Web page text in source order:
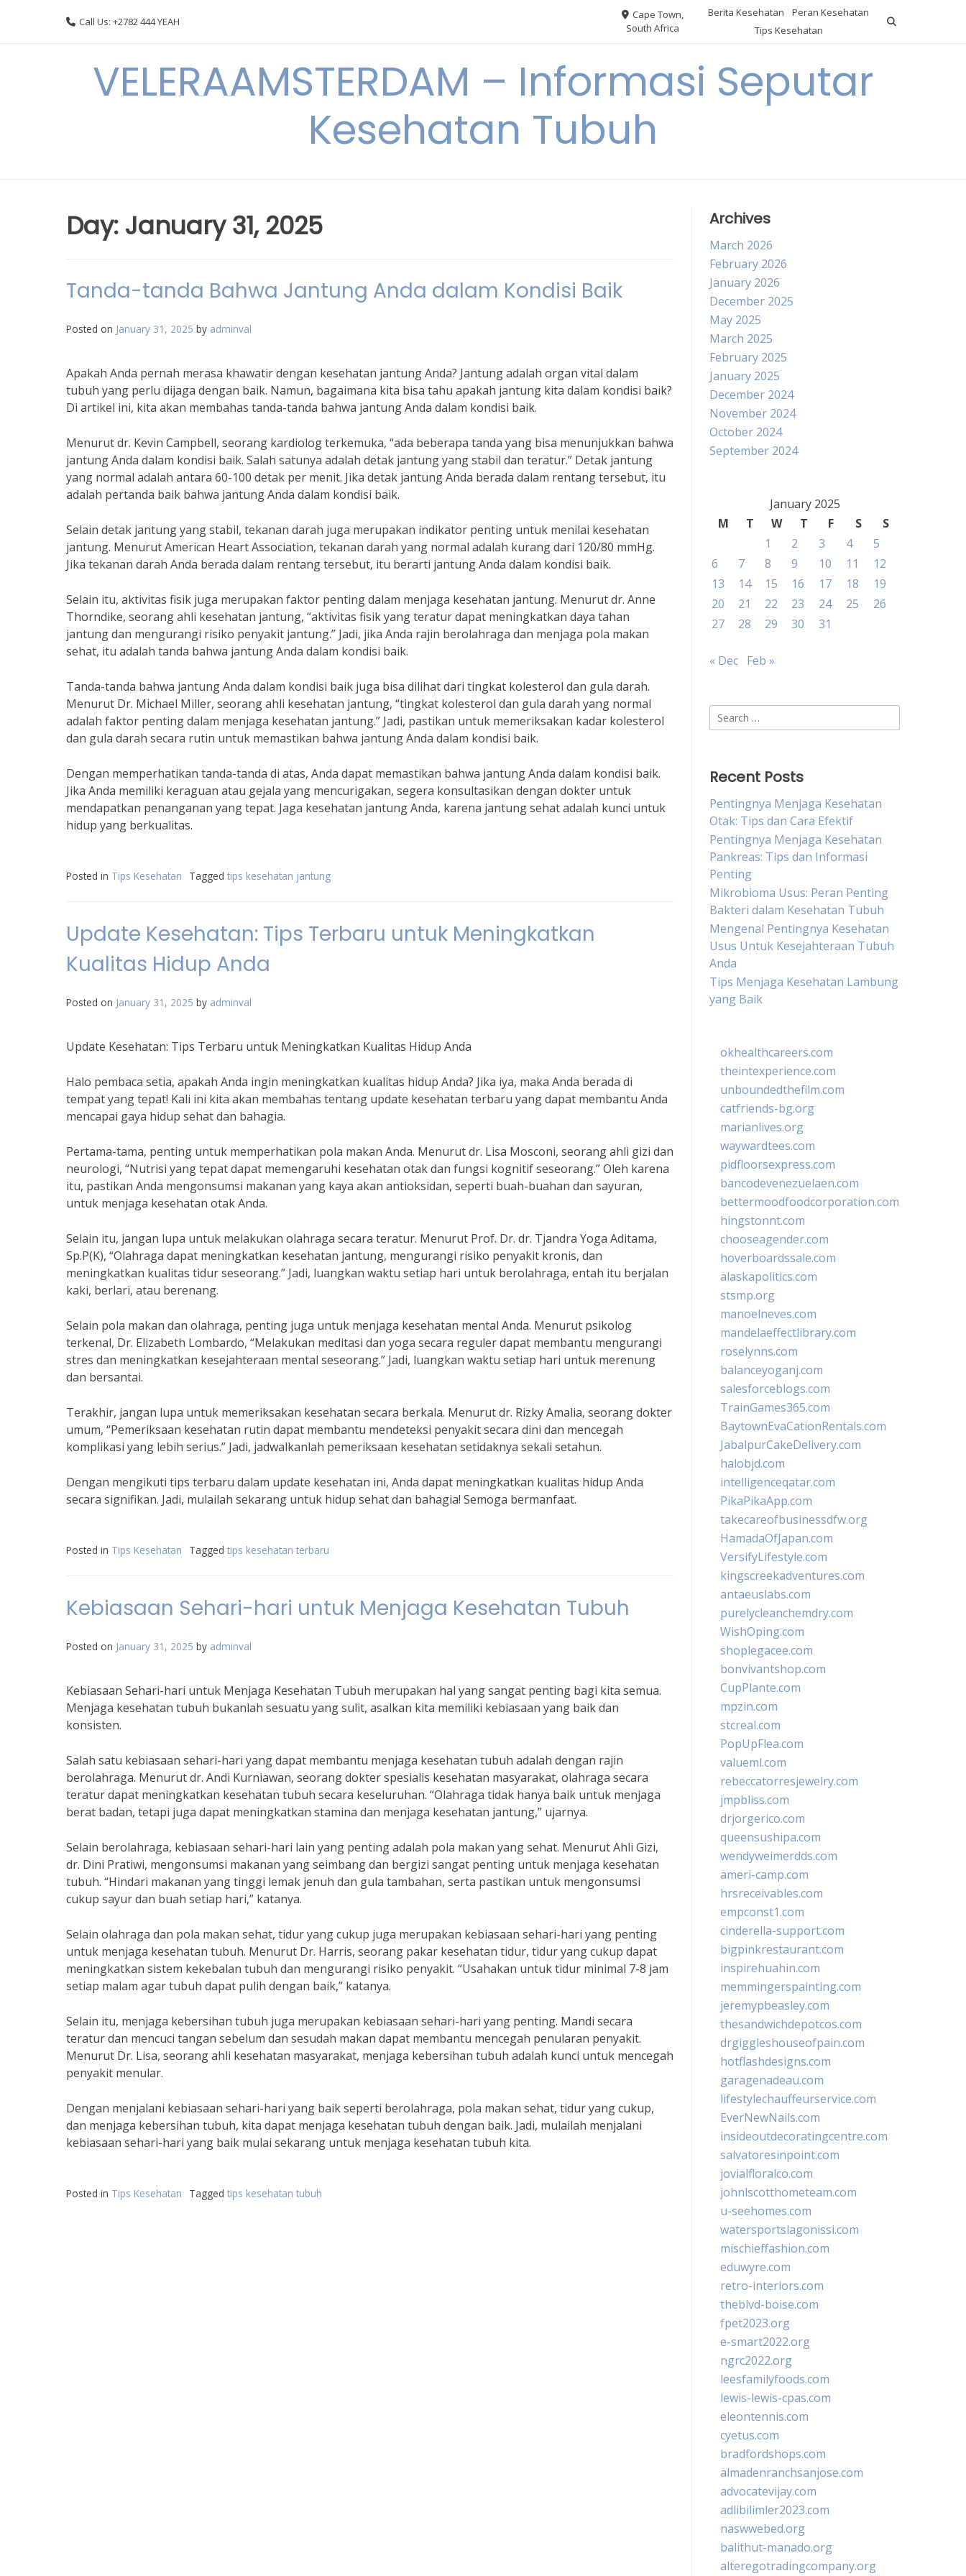
Call Us: +2782 444 YEAH
Cape Town,
South Africa
Berita Kesehatan
Peran Kesehatan
Tips Kesehatan
VELERAAMSTERDAM – Informasi Seputar
Kesehatan Tubuh
Day: January 31, 2025
Tanda-tanda Bahwa Jantung Anda dalam Kondisi Baik
Posted on January 31, 2025 by adminval
Apakah Anda pernah merasa khawatir dengan kesehatan jantung Anda? Jantung adalah organ vital dalam
tubuh yang perlu dijaga dengan baik. Namun, bagaimana kita bisa tahu apakah jantung kita dalam kondisi baik?
Di artikel ini, kita akan membahas tanda-tanda bahwa jantung Anda dalam kondisi baik.
Menurut dr. Kevin Campbell, seorang kardiolog terkemuka, “ada beberapa tanda yang bisa menunjukkan bahwa
jantung Anda dalam kondisi baik. Salah satunya adalah detak jantung yang stabil dan teratur.” Detak jantung
yang normal adalah antara 60-100 detak per menit. Jika detak jantung Anda berada dalam rentang tersebut, itu
adalah pertanda baik bahwa jantung Anda dalam kondisi baik.
Selain detak jantung yang stabil, tekanan darah juga merupakan indikator penting untuk menilai kesehatan
jantung. Menurut American Heart Association, tekanan darah yang normal adalah kurang dari 120/80 mmHg.
Jika tekanan darah Anda berada dalam rentang tersebut, itu berarti jantung Anda dalam kondisi baik.
Selain itu, aktivitas fisik juga merupakan faktor penting dalam menjaga kesehatan jantung. Menurut dr. Anne
Thorndike, seorang ahli kesehatan jantung, “aktivitas fisik yang teratur dapat meningkatkan daya tahan
jantung dan mengurangi risiko penyakit jantung.” Jadi, jika Anda rajin berolahraga dan menjaga pola makan
sehat, itu adalah tanda bahwa jantung Anda dalam kondisi baik.
Tanda-tanda bahwa jantung Anda dalam kondisi baik juga bisa dilihat dari tingkat kolesterol dan gula darah.
Menurut Dr. Michael Miller, seorang ahli kesehatan jantung, “tingkat kolesterol dan gula darah yang normal
adalah faktor penting dalam menjaga kesehatan jantung.” Jadi, pastikan untuk memeriksakan kadar kolesterol
dan gula darah secara rutin untuk memastikan bahwa jantung Anda dalam kondisi baik.
Dengan memperhatikan tanda-tanda di atas, Anda dapat memastikan bahwa jantung Anda dalam kondisi baik.
Jika Anda memiliki keraguan atau gejala yang mencurigakan, segera konsultasikan dengan dokter untuk
mendapatkan penanganan yang tepat. Jaga kesehatan jantung Anda, karena jantung sehat adalah kunci untuk
hidup yang berkualitas.
Posted in Tips Kesehatan Tagged tips kesehatan jantung
Update Kesehatan: Tips Terbaru untuk Meningkatkan
Kualitas Hidup Anda
Posted on January 31, 2025 by adminval
Update Kesehatan: Tips Terbaru untuk Meningkatkan Kualitas Hidup Anda
Halo pembaca setia, apakah Anda ingin meningkatkan kualitas hidup Anda? Jika iya, maka Anda berada di
tempat yang tepat! Kali ini kita akan membahas tentang update kesehatan terbaru yang dapat membantu Anda
mencapai gaya hidup sehat dan bahagia.
Pertama-tama, penting untuk memperhatikan pola makan Anda. Menurut dr. Lisa Mosconi, seorang ahli gizi dan
neurologi, “Nutrisi yang tepat dapat memengaruhi kesehatan otak dan fungsi kognitif seseorang.” Oleh karena
itu, pastikan Anda mengonsumsi makanan yang kaya akan antioksidan, seperti buah-buahan dan sayuran,
untuk menjaga kesehatan otak Anda.
Selain itu, jangan lupa untuk melakukan olahraga secara teratur. Menurut Prof. Dr. dr. Tjandra Yoga Aditama,
Sp.P(K), “Olahraga dapat meningkatkan kesehatan jantung, mengurangi risiko penyakit kronis, dan
meningkatkan kualitas tidur seseorang.” Jadi, luangkan waktu setiap hari untuk berolahraga, entah itu berjalan
kaki, berlari, atau berenang.
Selain pola makan dan olahraga, penting juga untuk menjaga kesehatan mental Anda. Menurut psikolog
terkenal, Dr. Elizabeth Lombardo, “Melakukan meditasi dan yoga secara reguler dapat membantu mengurangi
stres dan meningkatkan kesejahteraan mental seseorang.” Jadi, luangkan waktu setiap hari untuk merenung
dan bersantai.
Terakhir, jangan lupa untuk memeriksakan kesehatan secara berkala. Menurut dr. Rizky Amalia, seorang dokter
umum, “Pemeriksaan kesehatan rutin dapat membantu mendeteksi penyakit secara dini dan mencegah
komplikasi yang lebih serius.” Jadi, jadwalkanlah pemeriksaan kesehatan setidaknya sekali setahun.
Dengan mengikuti tips terbaru dalam update kesehatan ini, Anda dapat meningkatkan kualitas hidup Anda
secara signifikan. Jadi, mulailah sekarang untuk hidup sehat dan bahagia! Semoga bermanfaat.
Posted in Tips Kesehatan Tagged tips kesehatan terbaru
Kebiasaan Sehari-hari untuk Menjaga Kesehatan Tubuh
Posted on January 31, 2025 by adminval
Kebiasaan Sehari-hari untuk Menjaga Kesehatan Tubuh merupakan hal yang sangat penting bagi kita semua.
Menjaga kesehatan tubuh bukanlah sesuatu yang sulit, asalkan kita memiliki kebiasaan yang baik dan
konsisten.
Salah satu kebiasaan sehari-hari yang dapat membantu menjaga kesehatan tubuh adalah dengan rajin
berolahraga. Menurut dr. Andi Kurniawan, seorang dokter spesialis kesehatan masyarakat, olahraga secara
teratur dapat meningkatkan kesehatan tubuh secara keseluruhan. “Olahraga tidak hanya baik untuk menjaga
berat badan, tetapi juga dapat meningkatkan stamina dan menjaga kesehatan jantung,” ujarnya.
Selain berolahraga, kebiasaan sehari-hari lain yang penting adalah pola makan yang sehat. Menurut Ahli Gizi,
dr. Dini Pratiwi, mengonsumsi makanan yang seimbang dan bergizi sangat penting untuk menjaga kesehatan
tubuh. “Hindari makanan yang tinggi lemak jenuh dan gula tambahan, serta pastikan untuk mengonsumsi
cukup sayur dan buah setiap hari,” katanya.
Selain olahraga dan pola makan sehat, tidur yang cukup juga merupakan kebiasaan sehari-hari yang penting
untuk menjaga kesehatan tubuh. Menurut Dr. Harris, seorang pakar kesehatan tidur, tidur yang cukup dapat
meningkatkan sistem kekebalan tubuh dan mengurangi risiko penyakit. “Usahakan untuk tidur minimal 7-8 jam
setiap malam agar tubuh dapat pulih dengan baik,” katanya.
Selain itu, menjaga kebersihan tubuh juga merupakan kebiasaan sehari-hari yang penting. Mandi secara
teratur dan mencuci tangan sebelum dan sesudah makan dapat membantu mencegah penularan penyakit.
Menurut Dr. Lisa, seorang ahli kesehatan masyarakat, menjaga kebersihan tubuh adalah kunci untuk mencegah
penyakit menular.
Dengan menjalani kebiasaan sehari-hari yang baik seperti berolahraga, pola makan sehat, tidur yang cukup,
dan menjaga kebersihan tubuh, kita dapat menjaga kesehatan tubuh dengan baik. Jadi, mulailah menjalani
kebiasaan sehari-hari yang baik mulai sekarang untuk menjaga kesehatan tubuh kita.
Posted in Tips Kesehatan Tagged tips kesehatan tubuh
Archives
March 2026
February 2026
January 2026
December 2025
May 2025
March 2025
February 2025
January 2025
December 2024
November 2024
October 2024
September 2024
January 2025
M
T W T F S
S
1
2 3 4
5
6
7 8 9 10 11
12
13
14 15 16 17 18
19
20
21 22 23 24 25
26
27
28 29 30 31
« Dec Feb »
Search
for:
Recent Posts
Pentingnya Menjaga Kesehatan
Otak: Tips dan Cara Efektif
Pentingnya Menjaga Kesehatan
Pankreas: Tips dan Informasi
Penting
Mikrobioma Usus: Peran Penting
Bakteri dalam Kesehatan Tubuh
Mengenal Pentingnya Kesehatan
Usus Untuk Kesejahteraan Tubuh
Anda
Tips Menjaga Kesehatan Lambung
yang Baik
okhealthcareers.com
theintexperience.com
unboundedthefilm.com
catfriends-bg.org
marianlives.org
waywardtees.com
pidfloorsexpress.com
bancodevenezuelaen.com
bettermoodfoodcorporation.com
hingstonnt.com
chooseagender.com
hoverboardssale.com
alaskapolitics.com
stsmp.org
manoelneves.com
mandelaeffectlibrary.com
roselynns.com
balanceyoganj.com
salesforceblogs.com
TrainGames365.com
BaytownEvaCationRentals.com
JabalpurCakeDelivery.com
halobjd.com
intelligenceqatar.com
PikaPikaApp.com
takecareofbusinessdfw.org
HamadaOfJapan.com
VersifyLifestyle.com
kingscreekadventures.com
antaeuslabs.com
purelycleanchemdry.com
WishOping.com
shoplegacee.com
bonvivantshop.com
CupPlante.com
mpzin.com
stcreal.com
PopUpFlea.com
valueml.com
rebeccatorresjewelry.com
jmpbliss.com
drjorgerico.com
queensushipa.com
wendyweimerdds.com
ameri-camp.com
hrsreceivables.com
empconst1.com
cinderella-support.com
bigpinkrestaurant.com
inspirehuahin.com
memmingerspainting.com
jeremypbeasley.com
thesandwichdepotcos.com
drgiggleshouseofpain.com
hotflashdesigns.com
garagenadeau.com
lifestylechauffeurservice.com
EverNewNails.com
insideoutdecoratingcentre.com
salvatoresinpoint.com
jovialfloralco.com
johnlscotthometeam.com
u-seehomes.com
watersportslagonissi.com
mischieffashion.com
eduwyre.com
retro-interiors.com
theblvd-boise.com
fpet2023.org
e-smart2022.org
ngrc2022.org
leesfamilyfoods.com
lewis-lewis-cpas.com
eleontennis.com
cyetus.com
bradfordshops.com
almadenranchsanjose.com
advocatevijay.com
adlibilimler2023.com
naswwebed.org
balithut-manado.org
alteregotradingcompany.org